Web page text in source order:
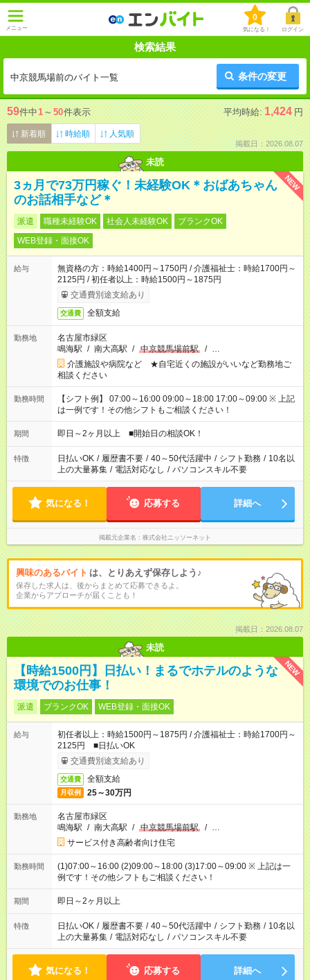
メニュー
0
気になる！ ログイン
検索結果
中京競馬場前のバイト一覧 条件の変更
59件中1 ～ 50件表示 平均時給: 1,424 円
新着順 時給順 人気順
掲載日：2026.08.07
未読
NEW
3ヵ月で73万円稼ぐ！未経験OK＊おばあちゃん
のお話相手など＊
派遣 職種未経験OK 社会人未経験OK
ブランクOK
WEB登録・面接OK
給与
無資格の方：時給1400円～1750円 / 介護福祉士：時給1700円～
2125円 / 初任者以上：時給1500円～1875円
交通費別途支給あり
交通費 全額支給
勤務地
名古屋市緑区
鳴海駅 / 南大高駅 / 中京競馬場前駅 / …
介護施設や病院など ★自宅近くの施設がいいなど勤務地ご
相談ください
勤務時間
【シフト例】 07:00～16:00 09:00～18:00 17:00～09:00 ※ 上記
は一例です！その他シフトもご相談ください！
期間 即日～2ヶ月以上 ■開始日の相談OK！
特徴 日払いOK / 履歴書不要 / 40～50代活躍中 / シフト勤務 / 10名以
上の大量募集 / 電話対応なし / パソコンスキル不要
気になる！ 応募する 詳細へ
掲載元企業名 株式会社ニッソーネット
興味のあるバイト は、とりあえず保存しよう♪
保存した求人は、後からまとめて応募できるよ。
企業からアプローチが届くことも！
掲載日：2026.08.07
未読
NEW
【時給1500円】日払い！まるでホテルのような
環境でのお仕事！
派遣 ブランクOK WEB登録・面接OK
給与
初任者以上：時給1500円～1875円 / 介護福祉士：時給1700円～
2125円 ■日払いOK
交通費別途支給あり
交通費 全額支給
月収例 25～30万円
勤務地
名古屋市緑区
鳴海駅 / 南大高駅 / 中京競馬場前駅 / …
サービス付き高齢者向け住宅
勤務時間
(1)07:00～16:00 (2)09:00～18:00 (3)17:00～09:00 ※ 上記は一
例です！その他シフトもご相談ください！
期間 即日～2ヶ月以上
特徴 日払いOK / 履歴書不要 / 40～50代活躍中 / シフト勤務 / 10名以
上の大量募集 / 電話対応なし / パソコンスキル不要
気になる！ 応募する 詳細へ